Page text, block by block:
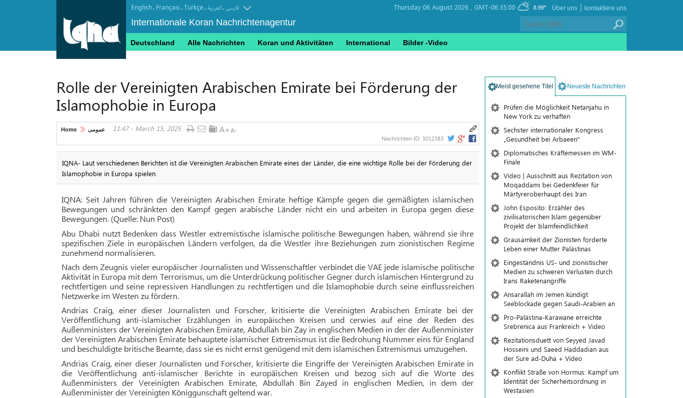
English. Français.Türkçe. العربیة.فارسی
Internationale Koran Nachrichtenagentur
Thursday 06 August 2026 , GMT-06:35:00 8.99° kontaktiere uns
|
Über uns
Deutschland Alle Nachrichten Koran und Aktivitäten International Bilder -Video
Rolle der Vereinigten Arabischen Emirate bei Förderung der
Islamophobie in Europa
Home عمومی 11:47 - March 15, 2025
Nachrichten-ID: 3012383
IQNA- Laut verschiedenen Berichten ist die Vereinigten Arabischen Emirate eines der Länder, die eine wichtige Rolle bei der Förderung der
Islamophobie in Europa spielen.
IQNA: Seit Jahren führen die Vereinigten Arabischen Emirate heftige Kämpfe gegen die gemäßigten islamischen
Bewegungen und schränkten den Kampf gegen arabische Länder nicht ein und arbeiten in Europa gegen diese
Bewegungen. (Quelle: Nun Post)
Abu Dhabi nutzt Bedenken dass Westler extremistische islamische politische Bewegungen haben, während sie ihre
spezifischen Ziele in europäischen Ländern verfolgen, da die Westler ihre Beziehungen zum zionistischen Regime
zunehmend normalisieren.
Nach dem Zeugnis vieler europäischer Journalisten und Wissenschaftler verbindet die VAE jede islamische politische
Aktivität in Europa mit dem Terrorismus, um die Unterdrückung politischer Gegner durch islamischen Hintergrund zu
rechtfertigen und seine repressiven Handlungen zu rechtfertigen und die Islamophobie durch seine einflussreichen
Netzwerke im Westen zu fördern.
Andrias Craig, einer dieser Journalisten und Forscher, kritisierte die Vereinigten Arabischen Emirate bei der
Veröffentlichung anti-islamischer Erzählungen in europäischen Kreisen und cerwies auf eine der Reden des
Außenministers der Vereinigten Arabischen Emirate, Abdullah bin Zay in englischen Medien in der der Außenminister
der Vereinigten Arabischen Emirate behauptete islamischer Extremismus ist die Bedrohung Nummer eins für England
und beschuldigte britische Beamte, dass sie es nicht ernst genügend mit dem islamischen Extremismus umzugehen.
Andrias Craig, einer dieser Journalisten und Forscher, kritisierte die Eingriffe der Vereinigten Arabischen Emirate in
die Veröffentlichung anti-islamischer Berichte in europäischen Kreisen und bezog sich auf die Worte des
Außenministers der Vereinigten Arabischen Emirate, Abdullah Bin Zayed in englischen Medien, in dem der
Außenminister der Vereinigten Königgunschaft geltend war.
Meist gesehene Titel Neueste Nachrichten
Prüfen die Möglichkeit Netanjahu in
New York zu verhaften
Sechster internationaler Kongress
„Gesundheit bei Arbaeen“
Diplomatisches Kräftemessen im WM-
Finale
Video | Ausschnitt aus Rezitation von
Moqaddami bei Gedenkfeier für
Märtyreroberhaupt des Iran
John Esposito: Erzähler des
zivilisatorischen Islam gegenüber
Projekt der Islamfeindlichkeit
Grausamkeit der Zionisten forderte
Leben einer Mutter Palästinas
Eingeständnis US- und zionistischer
Medien zu schweren Verlusten durch
Irans Raketenangriffe
Ansarallah im Jemen kündigt
Seeblockade gegen Saudi-Arabien an
Pro-Palästina-Karawane erreichte
Srebrenica aus Frankreich + Video
Rezitationsduett von Seyyed Javad
Hosseini und Saeed Haddadian aus
der Sure ad-Duha + Video
Konflikt Straße von Hormus: Kampf um
Identität der Sicherheitsordnung in
Westasien